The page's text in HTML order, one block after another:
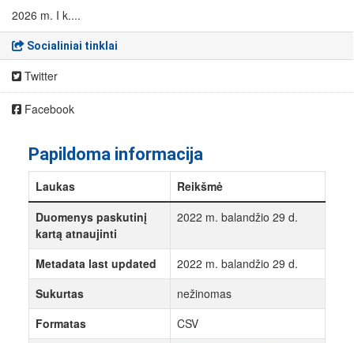
2026 m. I k....
Socialiniai tinklai
Twitter
Facebook
Papildoma informacija
Laukas
Reikšmė
Duomenys paskutinį
kartą atnaujinti
2022 m. balandžio 29 d.
Metadata last updated
2022 m. balandžio 29 d.
Sukurtas
nežinomas
Formatas
CSV